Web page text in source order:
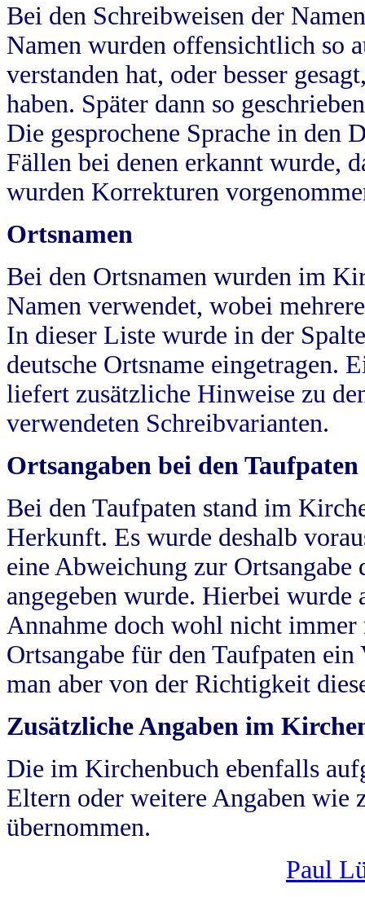
Bei den Schreibweisen der
Namen wurden offensichtlich so
verstanden hat, oder besser
haben. Später dann so
Die gesprochene Sprache in
Fällen bei denen erkannt wurde,
wurden Korrekturen
Ortsnamen
Bei den Ortsnamen wurden im
Namen verwendet, wobei
In dieser Liste wurde in der
deutsche Ortsname eingetragen.
liefert zusätzliche Hinweise zu
verwendeten Schreibvarianten.
Ortsangaben bei den Taufpaten
Bei den Taufpaten stand im
Herkunft. Es wurde deshalb
eine Abweichung zur
angegeben wurde. Hierbei wurde
Annahme doch wohl nicht
Ortsangabe für den Taufpaten
man aber von der Richtigkeit
Zusätzliche Angaben im
Die im Kirchenbuch ebenfalls
Eltern oder weitere Angaben wie
übernommen.
Paul